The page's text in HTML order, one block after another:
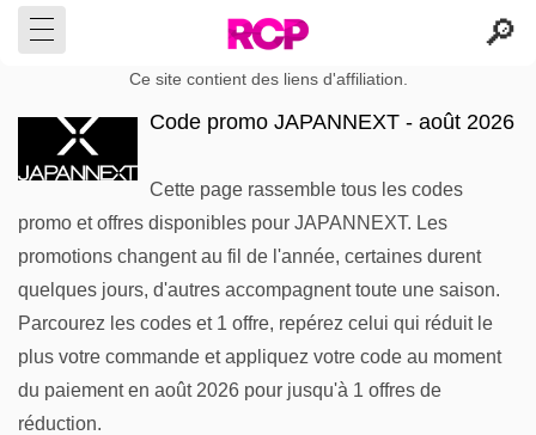
Ce site contient des liens d'affiliation.
Code promo JAPANNEXT - août 2026
Cette page rassemble tous les codes
promo et offres disponibles pour JAPANNEXT. Les
promotions changent au fil de l'année, certaines durent
quelques jours, d'autres accompagnent toute une saison.
Parcourez les codes et 1 offre, repérez celui qui réduit le
plus votre commande et appliquez votre code au moment
du paiement en août 2026 pour jusqu'à 1 offres de
réduction.